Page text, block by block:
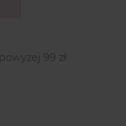
99 zł